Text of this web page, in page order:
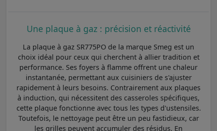
Une plaque à gaz : précision et réactivité
La plaque à gaz SR775PO de la marque Smeg est un
choix idéal pour ceux qui cherchent à allier tradition et
performance. Ses foyers à flamme offrent une chaleur
instantanée, permettant aux cuisiniers de s'ajuster
rapidement à leurs besoins. Contrairement aux plaques
à induction, qui nécessitent des casseroles spécifiques,
cette plaque fonctionne avec tous les types d'ustensiles.
Toutefois, le nettoyage peut être un peu fastidieux, car
les grilles peuvent accumuler des résidus. En